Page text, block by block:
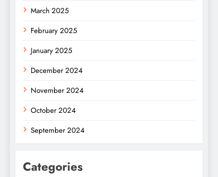
March 2025
February 2025
January 2025
December 2024
November 2024
October 2024
September 2024
Categories